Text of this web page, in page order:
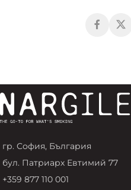
гр. София, България
бул. Патриарх Евтимий 77
+359 877 110 001